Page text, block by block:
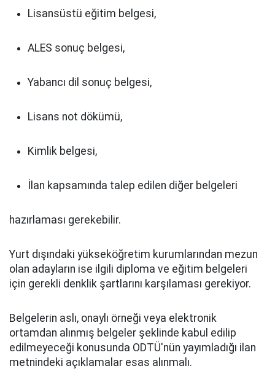
Lisansüstü eğitim belgesi,
ALES sonuç belgesi,
Yabancı dil sonuç belgesi,
Lisans not dökümü,
Kimlik belgesi,
İlan kapsamında talep edilen diğer belgeleri
hazırlaması gerekebilir.
Yurt dışındaki yükseköğretim kurumlarından mezun
olan adayların ise ilgili diploma ve eğitim belgeleri
için gerekli denklik şartlarını karşılaması gerekiyor.
Belgelerin aslı, onaylı örneği veya elektronik
ortamdan alınmış belgeler şeklinde kabul edilip
edilmeyeceği konusunda ODTÜ'nün yayımladığı ilan
metnindeki açıklamalar esas alınmalı.